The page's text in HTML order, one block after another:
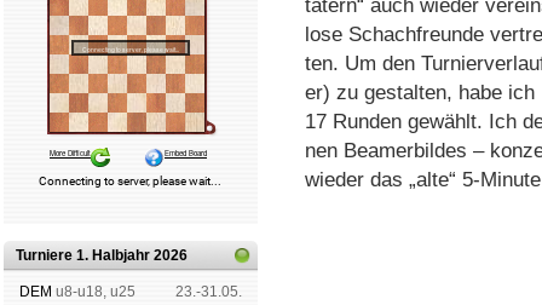
Turniere 1. Halbjahr 2026
DEM u8-u18, u25
23.-31.05.
tä­tern“ auch wie­der
lo­se Schach­freun­de
ten. Um den
er) zu ge­stal­ten, ha­be
17 Run­den ge­wählt. Ich
nen Bea­mer­bil­des –
wie­der das „alte“ 5-